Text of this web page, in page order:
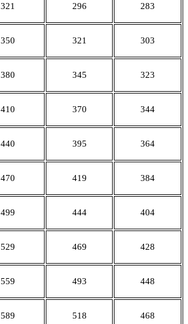
321 296 283
350 321 303
380 345 323
410 370 344
440 395 364
470 419 384
499 444 404
529 469 428
559 493 448
589 518 468